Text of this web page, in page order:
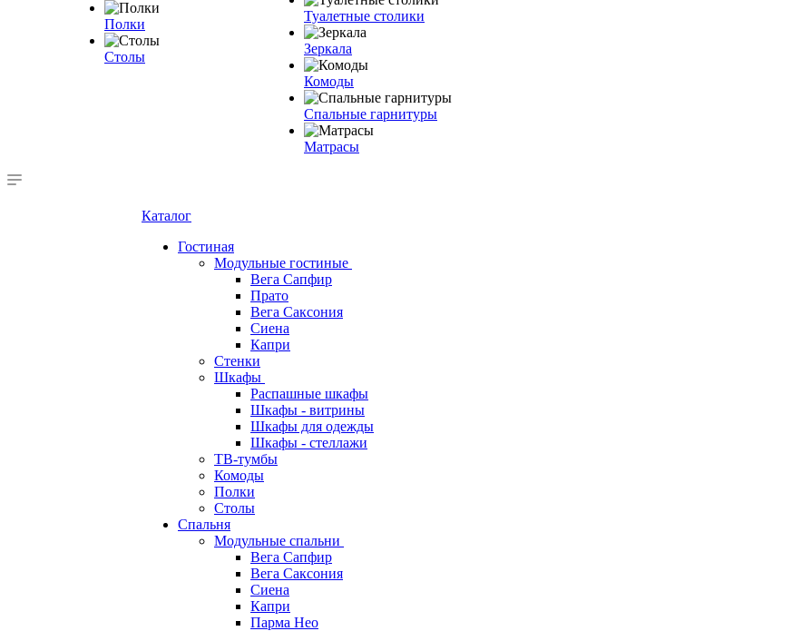
Полки
Столы
Туалетные столики
Зеркала
Комоды
Спальные гарнитуры
Матрасы
Каталог
Гостиная
Модульные гостиные
Вега Сапфир
Прато
Вега Саксония
Сиена
Капри
Стенки
Шкафы
Распашные шкафы
Шкафы - витрины
Шкафы для одежды
Шкафы - стеллажи
ТВ-тумбы
Комоды
Полки
Столы
Спальня
Модульные спальни
Вега Сапфир
Вега Саксония
Сиена
Капри
Парма Нео